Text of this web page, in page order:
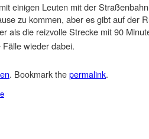
einigen Leuten mit der
zu kommen, aber es gibt auf der
als die reizvolle Strecke mit 90
wieder dabei.
. Bookmark thepermalink.